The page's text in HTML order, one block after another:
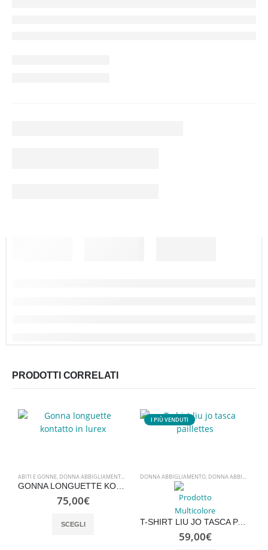
PRODOTTI CORRELATI
ABITI E GONNE, DONNA ABBIGLIAMENTO DONNA ABBIGLIAMENTO,NUOVI ARRIVI
GONNA LONGUETTE KONTATTO IN LUREX
75,00€
SCEGLI
I PIÙ VENDUTI
DONNA ABBIGLIAMENTO, DONNA ABBIGLIAMENTO
T-SHIRT LIU JO TASCA PAILLETTES
59,00€